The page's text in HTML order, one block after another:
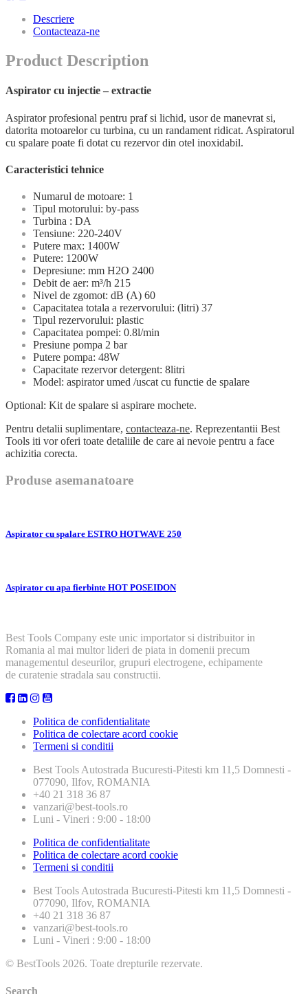
Descriere
Contacteaza-ne
Product Description
Aspirator cu injectie – extractie
Aspirator profesional pentru praf si lichid, usor de manevrat si,
datorita motoarelor cu turbina, cu un randament ridicat. Aspiratorul
cu spalare poate fi dotat cu rezervor din otel inoxidabil.
Caracteristici tehnice
Numarul de motoare: 1
Tipul motorului: by-pass
Turbina : DA
Tensiune: 220-240V
Putere max: 1400W
Putere: 1200W
Depresiune: mm H2O 2400
Debit de aer: m³/h 215
Nivel de zgomot: dB (A) 60
Capacitatea totala a rezervorului: (litri) 37
Tipul rezervorului: plastic
Capacitatea pompei: 0.8l/min
Presiune pompa 2 bar
Putere pompa: 48W
Capacitate rezervor detergent: 8litri
Model: aspirator umed /uscat cu functie de spalare
Optional: Kit de spalare si aspirare mochete.
Pentru detalii suplimentare, contacteaza-ne. Reprezentantii Best
Tools iti vor oferi toate detaliile de care ai nevoie pentru a face
achizitia corecta.
Produse asemanatoare
Aspirator cu spalare ESTRO HOTWAVE 250
Aspirator cu apa fierbinte HOT POSEIDON
Best Tools Company este unic importator si distribuitor in
Romania al mai multor lideri de piata in domenii precum
managementul deseurilor, grupuri electrogene, echipamente
de curatenie stradala sau constructii.
Politica de confidentialitate
Politica de colectare acord cookie
Termeni si conditii
Best ToolsAutostrada Bucuresti-Pitesti km 11,5 Domnesti -
077090, Ilfov, ROMANIA
+40 21 318 36 87
vanzari@best-tools.ro
Luni - Vineri : 9:00 - 18:00
Politica de confidentialitate
Politica de colectare acord cookie
Termeni si conditii
Best ToolsAutostrada Bucuresti-Pitesti km 11,5 Domnesti -
077090, Ilfov, ROMANIA
+40 21 318 36 87
vanzari@best-tools.ro
Luni - Vineri : 9:00 - 18:00
© BestTools 2026. Toate drepturile rezervate.
Search